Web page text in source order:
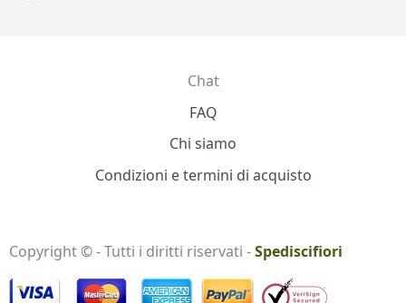
Chat
FAQ
Chi siamo
Condizioni e termini di acquisto
Copyright © - Tutti i diritti riservati -Spediscifiori